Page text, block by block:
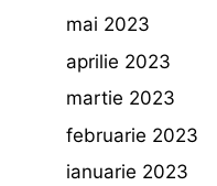
mai 2023
aprilie 2023
martie 2023
februarie 2023
ianuarie 2023